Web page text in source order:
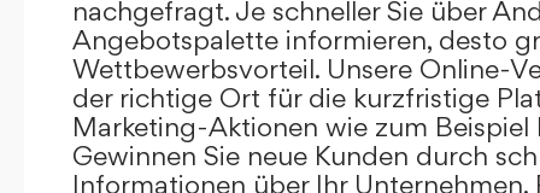
nachgefragt. Je schneller Sie über
Angebotspalette informieren, desto
Wettbewerbsvorteil. Unsere Online-
der richtige Ort für die kurzfristige
Marketing-Aktionen wie zum Beispiel
Gewinnen Sie neue Kunden durch
Informationen über Ihr Unternehmen.